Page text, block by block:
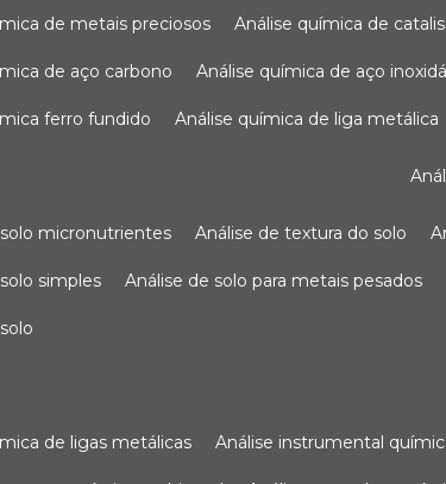
de metais preciosos análise química de
de aço carbono análise química de aço
ferro fundido análise química de liga metálica
solo micronutrientes análise de textura do solo
solo simples análise de solo para metais pesados
de ligas metálicas análise instrumental